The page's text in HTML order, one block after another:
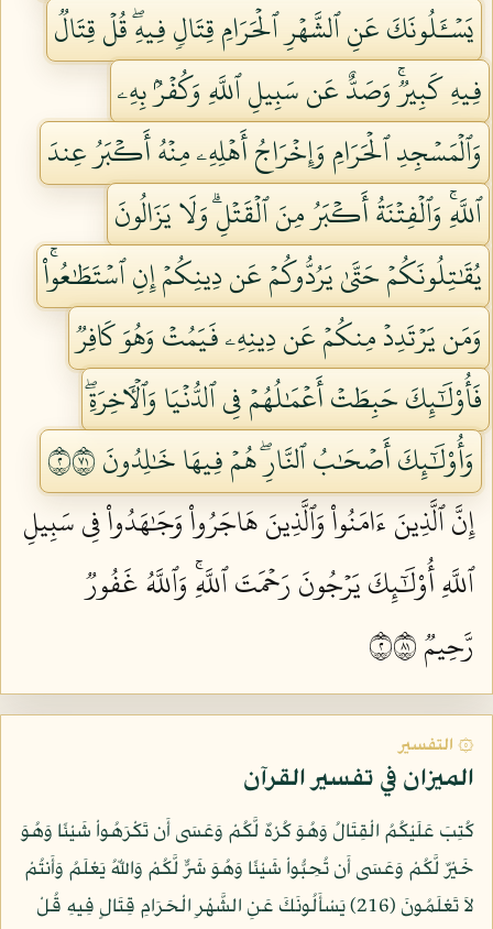
يَسۡـَٔلُونَكَ عَنِ ٱلشَّهۡرِ ٱلۡحَرَامِ قِتَالٖ فِيهِۖ قُلۡ قِتَالٞ
فِيهِ كَبِيرٞۚ وَصَدٌّ عَن سَبِيلِ ٱللَّهِ وَكُفۡرُۢ بِهِۦ
وَٱلۡمَسۡجِدِ ٱلۡحَرَامِ وَإِخۡرَاجُ أَهۡلِهِۦ مِنۡهُ أَكۡبَرُ عِندَ
ٱللَّهِۚ وَٱلۡفِتۡنَةُ أَكۡبَرُ مِنَ ٱلۡقَتۡلِۗ وَلَا يَزَالُونَ
يُقَٰتِلُونَكُمۡ حَتَّىٰ يَرُدُّوكُمۡ عَن دِينِكُمۡ إِنِ ٱسۡتَطَٰعُواْۚ
وَمَن يَرۡتَدِدۡ مِنكُمۡ عَن دِينِهِۦ فَيَمُتۡ وَهُوَ كَافِرٞ
فَأُوْلَٰٓئِكَ حَبِطَتۡ أَعۡمَٰلُهُمۡ فِي ٱلدُّنۡيَا وَٱلۡأٓخِرَةِۖ
وَأُوْلَٰٓئِكَ أَصۡحَٰبُ ٱلنَّارِۖ هُمۡ فِيهَا خَٰلِدُونَ ٢١٧
إِنَّ ٱلَّذِينَ ءَامَنُواْ وَٱلَّذِينَ هَاجَرُواْ وَجَٰهَدُواْ فِي سَبِيلِ
ٱللَّهِ أُوْلَٰٓئِكَ يَرۡجُونَ رَحۡمَتَ ٱللَّهِۚ وَٱللَّهُ غَفُورٞ
رَّحِيمٞ ٢١٨
۞ التفسير
الميزان في تفسير القرآن
كُتِبَ عَلَيْكُمُ الْقِتَالُ وَهُوَ كُرْهٌ لَّكُمْ وَعَسَى أَن تَكْرَهُواْ شَيْئًا وَهُوَ
خَيْرٌ لَّكُمْ وَعَسَى أَن تُحِبُّواْ شَيْئًا وَهُوَ شَرٌّ لَّكُمْ وَاللّهُ يَعْلَمُ وَأَنتُمْ
لاَ تَعْلَمُونَ (216) يَسْأَلُونَكَ عَنِ الشَّهْرِ الْحَرَامِ قِتَالٍ فِيهِ قُلْ